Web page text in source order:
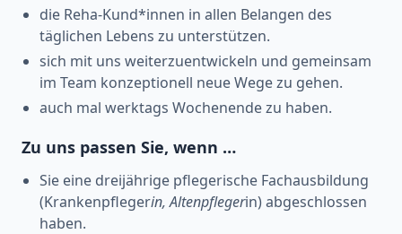
die Reha-Kund*innen in allen Belangen des
täglichen Lebens zu unterstützen.
sich mit uns weiterzuentwickeln und gemeinsam
im Team konzeptionell neue Wege zu gehen.
auch mal werktags Wochenende zu haben.
Zu uns passen Sie, wenn …
Sie eine dreijährige pflegerische Fachausbildung
(Krankenpflegerin, Altenpflegerin) abgeschlossen
haben.